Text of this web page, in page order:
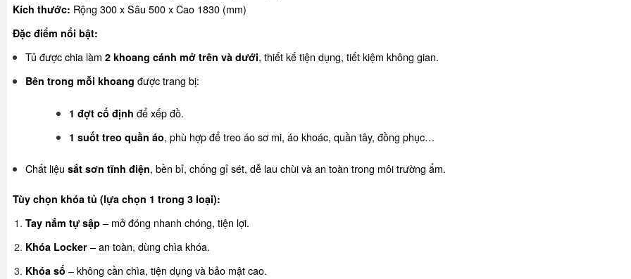
Kích thước: Rộng 300 x Sâu 500 x Cao 1830 (mm)
Đặc điểm nổi bật:
Tủ được chia làm2 khoang cánh mở trên và dưới, thiết kế tiện dụng, tiết kiệm không gian.
Bên trong mỗi khoang được trang bị:
1 đợt cố định để xếp đồ.
1 suốt treo quần áo, phù hợp để treo áo sơ mi, áo khoác, quần tây, đồng phục…
Chất liệusắt sơn tĩnh điện, bền bỉ, chống gỉ sét, dễ lau chùi và an toàn trong môi trường ẩm.
Tùy chọn khóa tủ (lựa chọn 1 trong 3 loại):
Tay nắm tự sập – mở đóng nhanh chóng, tiện lợi.
Khóa Locker – an toàn, dùng chìa khóa.
Khóa số – không cần chìa, tiện dụng và bảo mật cao.